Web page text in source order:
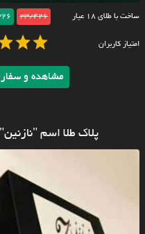
ساخت با طلای ۱۸ عیار 23/426
امتیاز کاربران
مشاهده و
پلاک طلا اسم